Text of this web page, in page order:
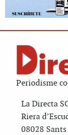
Periodisme
La Directa
Riera
08028